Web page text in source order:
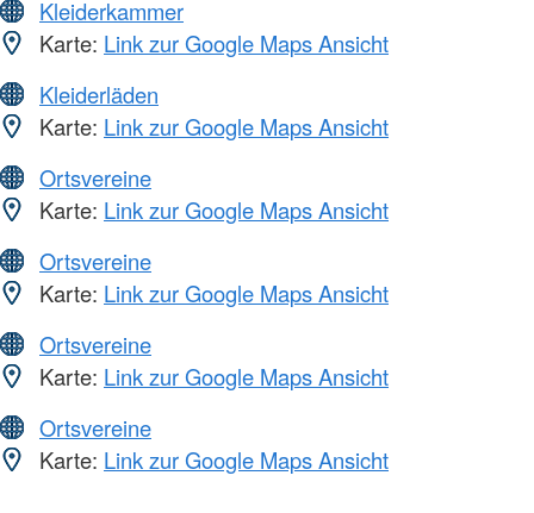
Kleiderkammer
Karte: Link zur Google Maps Ansicht
Kleiderläden
Karte: Link zur Google Maps Ansicht
Ortsvereine
Karte: Link zur Google Maps Ansicht
Ortsvereine
Karte: Link zur Google Maps Ansicht
Ortsvereine
Karte: Link zur Google Maps Ansicht
Ortsvereine
Karte: Link zur Google Maps Ansicht